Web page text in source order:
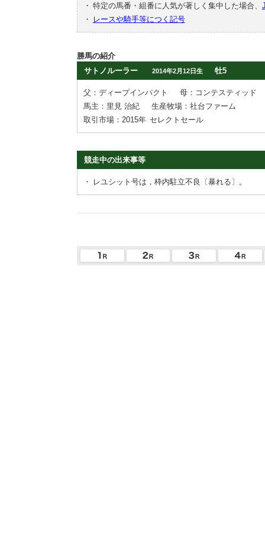
・ 特定の馬番・組番に人気が著しく集中した場合、
・
レースや騎手等につく記号
勝馬の紹介
サトノルーラー
2014年2月12日生 牡5
父：ディープインパクト
母：コンテスティッド
馬主：里見 治紀
生産牧場：社台ファーム
取引市場：2015年 セレクトセール
競走中の出来事等
・ レユシット号は，枠内駐立不良〔暴れる〕。